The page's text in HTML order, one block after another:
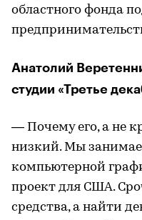
областного фонда
Анатолий
студии «Третье
— Почему его, а не
низкий. Мы
компьютерной
проект для США.
средства, а найти